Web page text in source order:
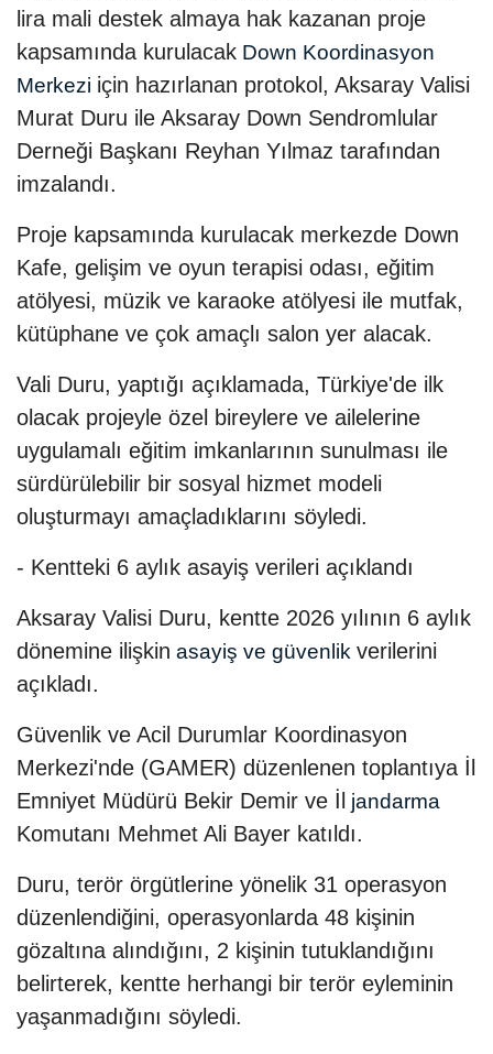
lira mali destek almaya hak kazanan proje
kapsamında kurulacak Down Koordinasyon
Merkezi için hazırlanan protokol, Aksaray Valisi
Murat Duru ile Aksaray Down Sendromlular
Derneği Başkanı Reyhan Yılmaz tarafından
imzalandı.
Proje kapsamında kurulacak merkezde Down
Kafe, gelişim ve oyun terapisi odası, eğitim
atölyesi, müzik ve karaoke atölyesi ile mutfak,
kütüphane ve çok amaçlı salon yer alacak.
Vali Duru, yaptığı açıklamada, Türkiye'de ilk
olacak projeyle özel bireylere ve ailelerine
uygulamalı eğitim imkanlarının sunulması ile
sürdürülebilir bir sosyal hizmet modeli
oluşturmayı amaçladıklarını söyledi.
- Kentteki 6 aylık asayiş verileri açıklandı
Aksaray Valisi Duru, kentte 2026 yılının 6 aylık
dönemine ilişkin asayiş ve güvenlik verilerini
açıkladı.
Güvenlik ve Acil Durumlar Koordinasyon
Merkezi'nde (GAMER) düzenlenen toplantıya İl
Emniyet Müdürü Bekir Demir ve İl jandarma
Komutanı Mehmet Ali Bayer katıldı.
Duru, terör örgütlerine yönelik 31 operasyon
düzenlendiğini, operasyonlarda 48 kişinin
gözaltına alındığını, 2 kişinin tutuklandığını
belirterek, kentte herhangi bir terör eyleminin
yaşanmadığını söyledi.